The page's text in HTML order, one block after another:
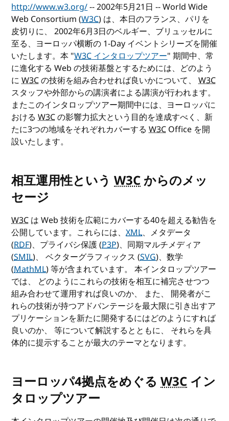
http://www.w3.org/-- 2002年5月21日 -- World Wide
Web Consortium (W3C) は、本日のフランス、パリを
皮切りに、 2002年6月3日のベルギー、ブリュッセルに
至る、ヨーロッパ横断の 1-Day イベントシリーズを開催
いたします。本 "W3Cインタロップツアー" 期間中、常
に進化する Web の技術基盤とするためには、どのよう
にW3Cの技術を組み合わせれば良いかについて、W3C
スタッフや外部からの講演者による講演が行われます。
またこのインタロップツアー期間中には、ヨーロッパに
おけるW3Cの影響力拡大という目的を達成すべく、新
たに3つの地域をそれぞれカバーするW3C Office を開
設いたします。
相互運用性というW3Cからのメッ
セージ
W3C は Web 技術を広範にカバーする40を超える勧告を
公開しています。これらには、XML、メタデータ
(RDF)、プライバシ保護 (P3P)、同期マルチメディア
(SMIL)、 ベクターグラフィックス (SVG)、数学
(MathML) 等が含まれています。 本インタロップツアー
では、 どのようにこれらの技術を相互に補完させつつ
組み合わせて運用すれば良いのか、 また、 開発者がこ
れらの技術が持つアドバンテージを最大限に引き出すア
プリケーションを新たに開発するにはどのようにすれば
良いのか、 等について解説するとともに、 それらを具
体的に提示することが最大のテーマとなります。
ヨーロッパ4拠点をめぐるW3Cイン
タロップツアー